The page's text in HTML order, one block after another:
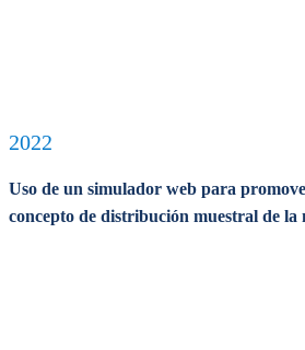
2022
Uso de un simulador web para
concepto de distribución muestral de la